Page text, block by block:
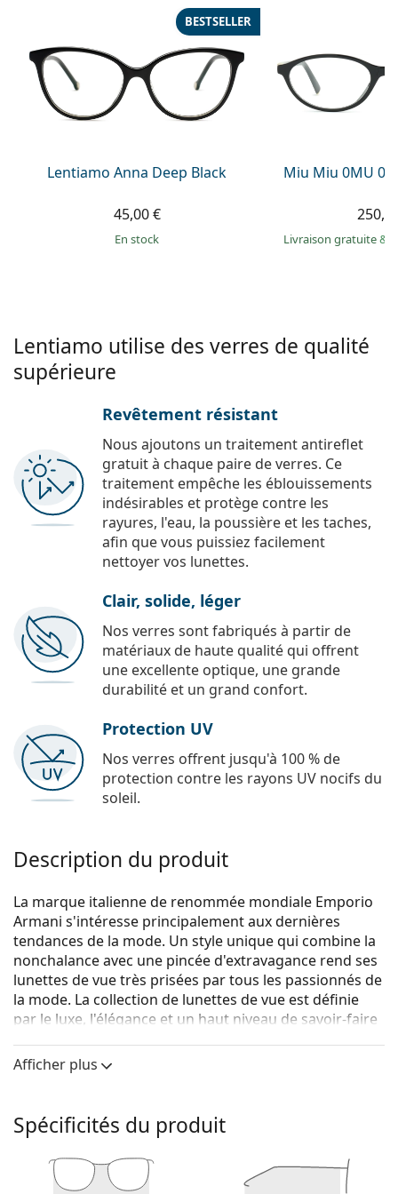
Prada
Toutes les marques
Lentiamo Anna Deep Black
BESTSELLER
45,00 €
en stock
Miu Miu 0MU
Livraison gratuite&
Lentiamo utilise des verres de qualité
supérieure
Revêtement résistant
Nous ajoutons un traitement antireflet
gratuit à chaque paire de verres. Ce
traitement empêche les éblouissements
indésirables et protège contre les
rayures, l'eau, la poussière et les taches,
afin que vous puissiez facilement
nettoyer vos lunettes.
Clair, solide, léger
Nos verres sont fabriqués à partir de
matériaux de haute qualité qui offrent
une excellente optique, une grande
durabilité et un grand confort.
Protection UV
Nos verres offrent jusqu'à 100 % de
protection contre les rayons UV nocifs du
soleil.
Description du produit
La marque italienne de renommée mondiale Emporio
Armani s'intéresse principalement aux dernières
tendances de la mode. Un style unique qui combine la
nonchalance avec une pincée d'extravagance rend ses
lunettes de vue très prisées par tous les passionnés de
la mode. La collection de lunettes de vue est définie
par le luxe, l'élégance et un haut niveau de savoir-faire
Emporio Armani 0EA1104 3316 56
Monture de lunettes de vue
parfaitement avec tous les teints et des cheveux
blonds clairs, châtains clairs ou noirs.
Afficher plus
Spécificités du produit